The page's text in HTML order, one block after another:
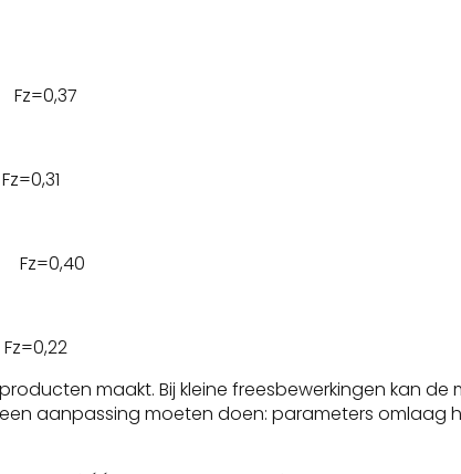
maakt. Bij kleine freesbewerkingen kan
aanpassing moeten doen: parameters omlaag